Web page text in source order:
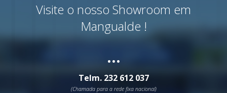
Visite o nosso Showroom em
Mangualde !
...
Telm. 232 612 037
(Chamada para a rede fixa nacional)